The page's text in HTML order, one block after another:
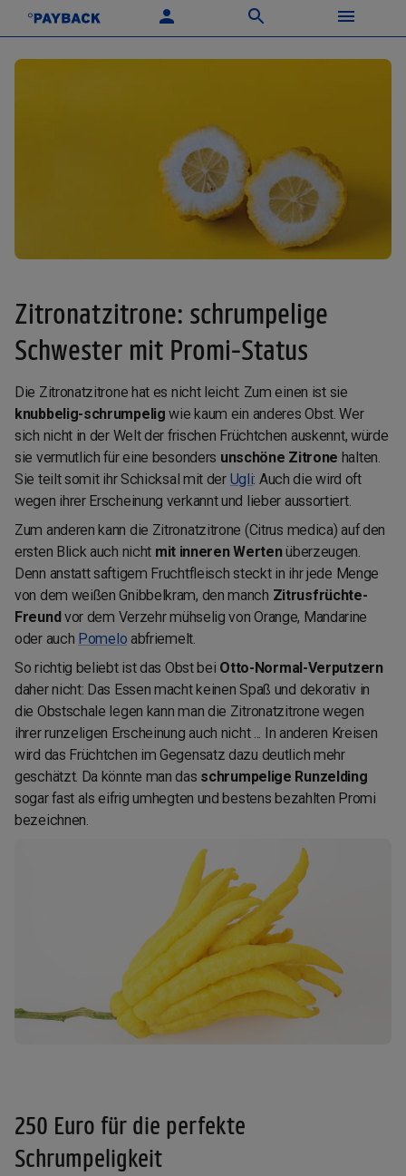
Zitronatzitrone: schrumpelige
Schwester mit Promi-Status
Die Zitronatzitrone hat es nicht leicht: Zum einen ist sie
knubbelig-schrumpelig wie kaum ein anderes Obst. Wer
sich nicht in der Welt der frischen Früchtchen auskennt, würde
sie vermutlich für eine besonders unschöne Zitrone halten.
Sie teilt somit ihr Schicksal mit der Ugli: Auch die wird oft
wegen ihrer Erscheinung verkannt und lieber aussortiert.
Zum anderen kann die Zitronatzitrone (Citrus medica) auf den
ersten Blick auch nicht mit inneren Wertenüberzeugen.
Denn anstatt saftigem Fruchtfleisch steckt in ihr jede Menge
von dem weißen Gnibbelkram, den manch Zitrusfrüchte-
Freundvor dem Verzehr mühselig von Orange, Mandarine
oder auch Pomelo abfriemelt.
So richtig beliebt ist das Obst bei Otto-Normal-Verputzern
daher nicht: Das Essen macht keinen Spaß und dekorativ in
die Obstschale legen kann man die Zitronatzitrone wegen
ihrer runzeligen Erscheinung auch nicht ... In anderen Kreisen
wird das Früchtchen im Gegensatz dazu deutlich mehr
geschätzt. Da könnte man das schrumpelige Runzelding
sogar fast als eifrig umhegten und bestens bezahlten Promi
bezeichnen.
250 Euro für die perfekte
Schrumpeligkeit